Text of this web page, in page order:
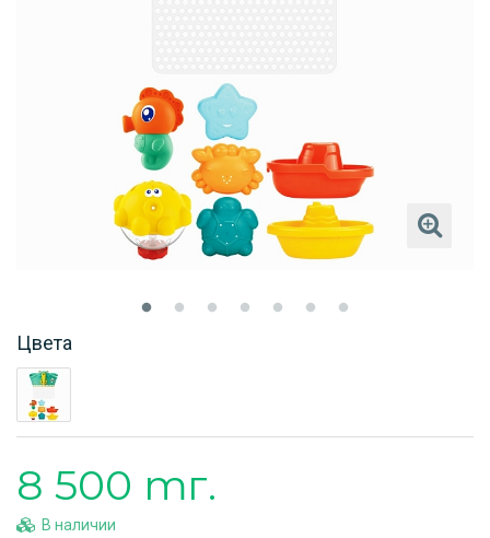
Цвета
8 500 тг.
В наличии